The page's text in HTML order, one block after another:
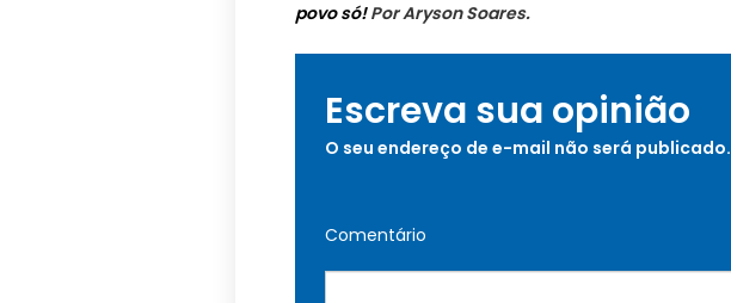
povo só! Por Aryson Soares.
Escreva sua opinião
O seu endereço de e-mail não será publicado.
Comentário